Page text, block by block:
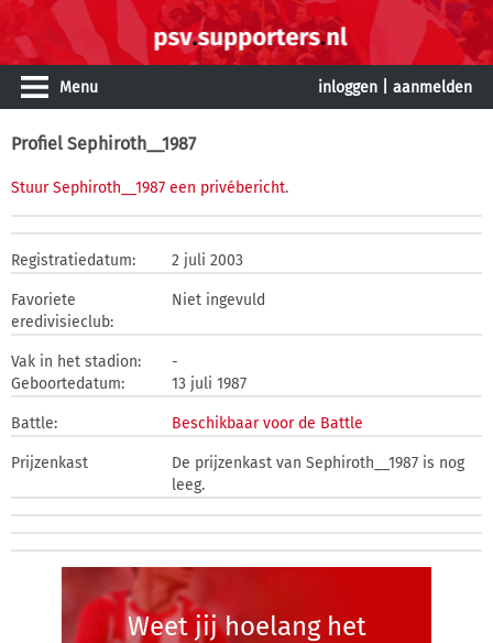
Menu inloggen aanmelden
Profiel Sephiroth__1987
Stuur Sephiroth__1987 een privébericht.
Registratiedatum: 2 juli 2003
Favoriete
eredivisieclub:
Niet ingevuld
Vak in het stadion:
-
Geboortedatum:
13 juli 1987
Battle: Beschikbaar voor de Battle
Prijzenkast
De prijzenkast van Sephiroth__1987 is nog
leeg.
Weet jij hoelang het